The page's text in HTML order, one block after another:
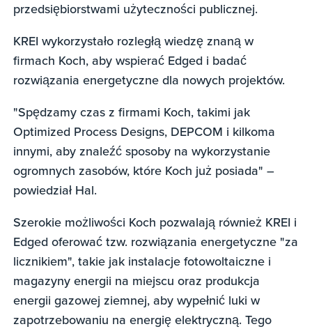
przedsiębiorstwami użyteczności publicznej.
KREI wykorzystało rozległą wiedzę znaną w
firmach Koch, aby wspierać Edged i badać
rozwiązania energetyczne dla nowych projektów.
"Spędzamy czas z firmami Koch, takimi jak
Optimized Process Designs, DEPCOM i kilkoma
innymi, aby znaleźć sposoby na wykorzystanie
ogromnych zasobów, które Koch już posiada" –
powiedział Hal.
Szerokie możliwości Koch pozwalają również KREI i
Edged oferować tzw. rozwiązania energetyczne "za
licznikiem", takie jak instalacje fotowoltaiczne i
magazyny energii na miejscu oraz produkcja
energii gazowej ziemnej, aby wypełnić luki w
zapotrzebowaniu na energię elektryczną. Tego